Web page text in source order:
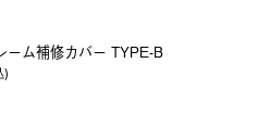
ーム補修カバー TYPE-B
)